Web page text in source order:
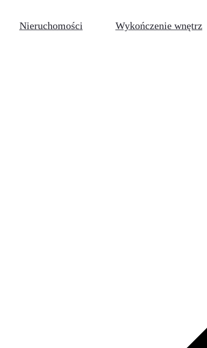
Nieruchomości Wykończenie wnętrz